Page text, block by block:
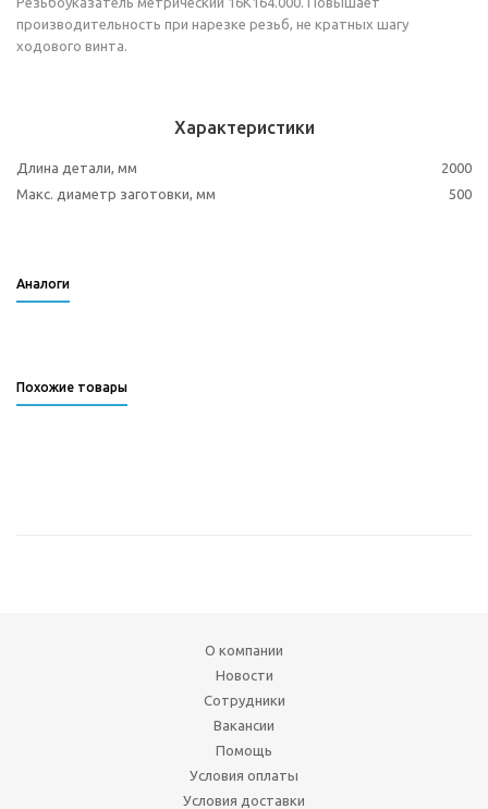
производительность при нарезке резьб, не кратных шагу
ходового винта.
Характеристики
Длина детали, мм
2000
Макс. диаметр заготовки, мм
500
Аналоги
Похожие товары
О компании
Новости
Сотрудники
Вакансии
Помощь
Условия оплаты
Условия доставки